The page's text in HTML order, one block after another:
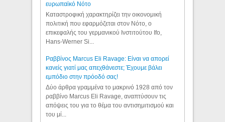
ευρωπαϊκό Νότο
Καταστροφική χαρακτηρίζει την οικονομική
πολιτική που εφαρμόζεται στον Νότο, ο
επικεφαλής του γερμανικού Ινστιτούτου Ifo,
Hans-Werner Si...
Ραββίνος Marcus Eli Ravage: Είναι να απορεί
κανείς γιατί μας απεχθάνεστε; Έχουμε βάλει
εμπόδιο στην πρόοδό σας!
Δύο άρθρα γραμμένα το μακρινό 1928 από τον
ραββίνο Marcus Eli Ravage, αναπτύσουν τις
απόψεις του για το θέμα του αντισημιτισμού και
του μί...